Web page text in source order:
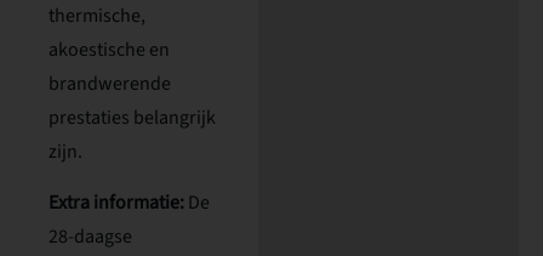
thermische,
akoestische en
brandwerende
prestaties belangrijk
zijn.
Extra informatie:De
28-daagse